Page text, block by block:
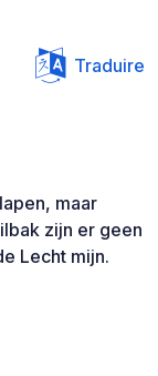
Traduire
maar
zijn er geen
Lecht mijn.